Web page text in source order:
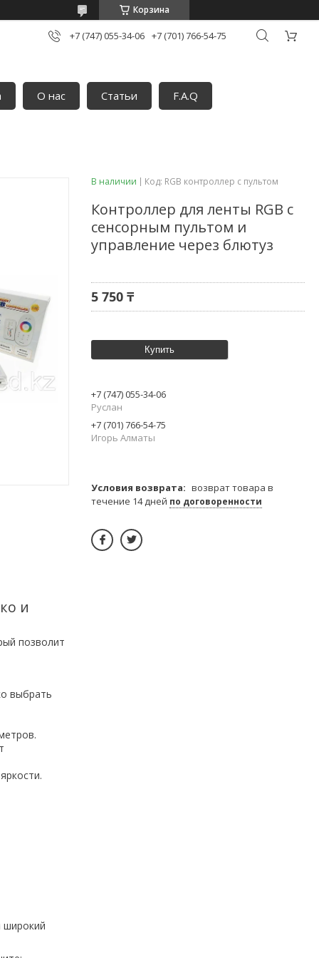
Корзина
+7 (747) 055-34-06 +7 (701) 766-54-75
О нас Статьи F.A.Q
и
позволит
выбрать
широкий
В наличии Код: RGB контроллер с пультом
Контроллер для ленты RGB с
сенсорным пультом и
управление через блютуз
5 750 ₸
Купить
+7 (747) 055-34-06
Руслан
+7 (701) 766-54-75
Игорь Алматы
возврат товара в
течение 14 дней по договоренности